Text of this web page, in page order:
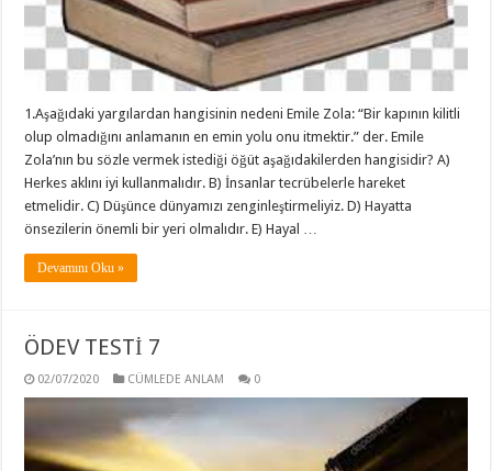
1.Aşağıdaki yargılardan hangisinin nedeni Emile Zola: “Bir kapının kilitli
olup olmadığını anlamanın en emin yolu onu itmektir.” der. Emile
Zola’nın bu sözle vermek istediği öğüt aşağıdakilerden hangisidir? A)
Herkes aklını iyi kullanmalıdır. B) İnsanlar tecrübelerle hareket
etmelidir. C) Düşünce dünyamızı zenginleştirmeliyiz. D) Hayatta
önsezilerin önemli bir yeri olmalıdır. E) Hayal …
Devamını Oku »
ÖDEV TESTİ 7
02/07/2020 CÜMLEDE ANLAM 0